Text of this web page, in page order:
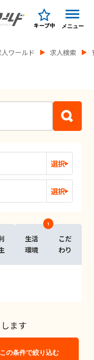
キープ中 メニュー
ワールド 求人検索
選択
選択
生活
環境
1
こだ
わり
ます
この条件で絞り込む